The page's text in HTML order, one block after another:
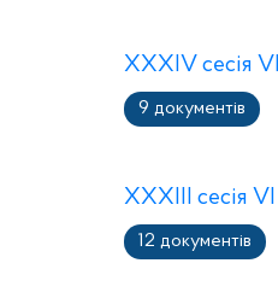
XXXІV сесія
9 документів
XXXIIІ сесія VI
12 документів